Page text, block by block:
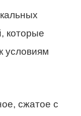
которые
условиям
сжатое с